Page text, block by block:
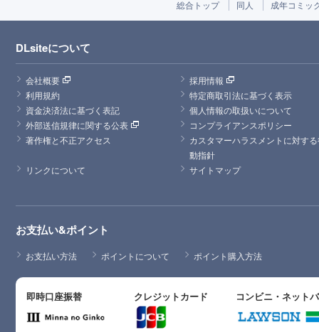
総合トップ 同人 成年コミッ
DLsiteについて
会社概要
採用情報
利用規約
特定商取引法に基づく表示
資金決済法に基づく表記
個人情報の取扱いについて
外部送信規律に関する公表
コンプライアンスポリシー
著作権と不正アクセス
カスタマーハラスメントに対す
動指針
リンクについて
サイトマップ
お支払い&ポイント
お支払い方法 ポイントについて ポイント購入方法
即時口座振替 クレジットカード コンビニ・ネット